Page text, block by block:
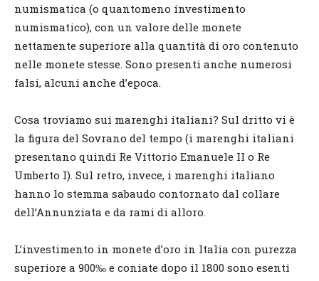
numismatica (o quantomeno investimento
numismatico), con un valore delle monete
nettamente superiore alla quantità di oro contenuto
nelle monete stesse. Sono presenti anche numerosi
falsi, alcuni anche d’epoca.
Cosa troviamo sui marenghi italiani? Sul dritto vi è
la figura del Sovrano del tempo (i marenghi italiani
presentano quindi Re Vittorio Emanuele II o Re
Umberto I). Sul retro, invece, i marenghi italiano
hanno lo stemma sabaudo contornato dal collare
dell’Annunziata e da rami di alloro.
L’investimento in monete d’oro in Italia con purezza
superiore a 900‰ e coniate dopo il 1800 sono esenti